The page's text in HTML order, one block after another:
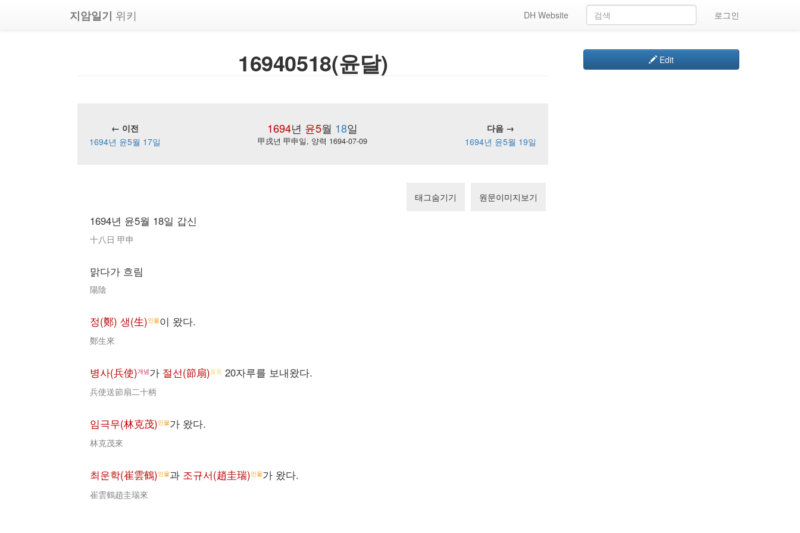
지암일기 위키 로그인
DH Website
16940518(윤달)
1694년 윤5월 18일
← 이전
다음 →
1694년 윤5월 17일
甲戌년 甲申일, 양력 1694-07-09 1694년 윤5월 19일
태그숨기기 원문이미지보기
1694년 윤5월 18일 갑신
十八日 甲申
맑다가 흐림
陽陰
정(鄭) 생(生)인물이 왔다.
鄭生來
병사(兵使)개념가 절선(節扇)물품 20자루를 보내왔다.
兵使送節扇二十柄
임극무(林克茂)인물가 왔다.
林克茂來
최운학(崔雲鶴)인물과 조규서(趙圭瑞)인물가 왔다.
崔雲鶴趙圭瑞來
Edit